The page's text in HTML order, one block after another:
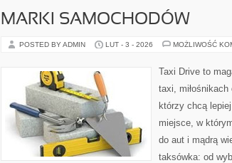
MARKI SAMOCHODÓW
POSTED BY ADMIN LUT - 3 - 2026 MOŻLIWOŚĆ
Taxi Drive to
taxi,
którzy chcą
miejsce, w
do aut i mądrą
taksówka: od